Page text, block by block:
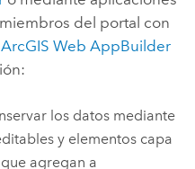
del portal con
ArcGIS Web AppBuilder
los datos mediante
y elementos capa
agregan a